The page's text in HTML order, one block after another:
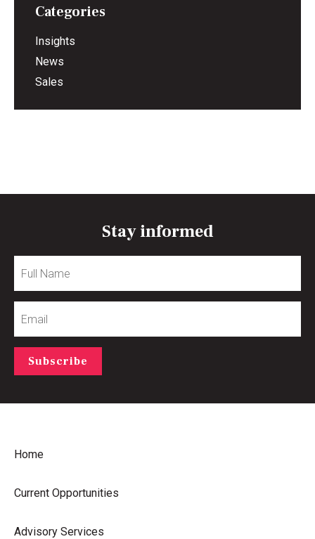
Categories
Insights
News
Sales
Stay informed
Name
Subscribe
Home
Current Opportunities
Advisory Services